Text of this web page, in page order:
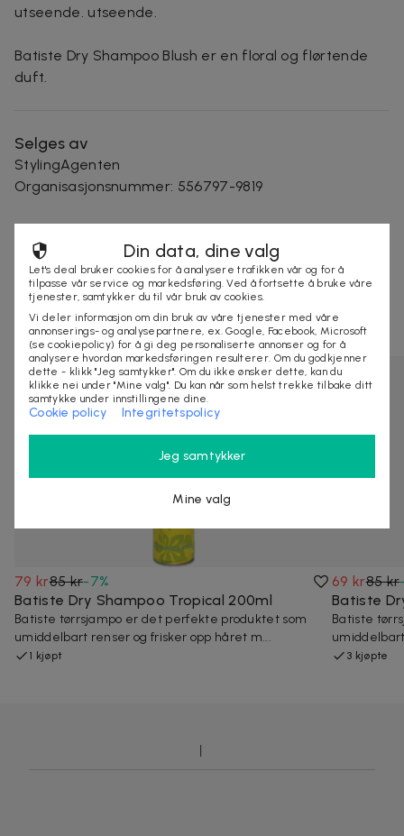
utseende. utseende.
Batiste Dry Shampoo Blush er en floral og flørtende
duft.
Selges av
StylingAgenten
Organisasjonsnummer: 556797-9819
KJØP
Lignende deals
79 kr85 kr-7%
Batiste Dry Shampoo Tropical 200ml
Batiste tørrsjampo er det perfekte produktet som
umiddelbart renser og frisker opp håret m...
1 kjøpt
69 kr85 kr
Batiste
Batiste
3 kjøpte
Din data, dine valg
Let's deal bruker cookies for å analysere trafikken vår og for å
tilpasse vår service og markedsføring. Ved å fortsette å bruke våre
tjenester, samtykker du til vår bruk av cookies.
Vi deler informasjon om din bruk av våre tjenester med våre
annonserings- og analysepartnere, ex. Google, Facebook, Microsoft
(se cookiepolicy) for å gi deg personaliserte annonser og for å
analysere hvordan markedsføringen resulterer. Om du godkjenner
dette - klikk "Jeg samtykker". Om du ikke ønsker dette, kan du
klikke nei under "Mine valg". Du kan når som helst trekke tilbake ditt
samtykke under innstillingene dine.
Cookie policy Integritetspolicy
Jeg samtykker
Mine valg